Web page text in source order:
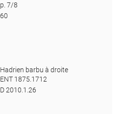
p. 7/8
60
Hadrien barbu à droite
ENT 1875.1712
D 2010.1.26